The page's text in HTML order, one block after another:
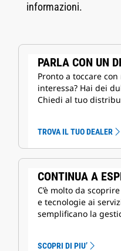
informazioni.
PARLA CON UN
Pronto a toccare
interessa? Hai dei
Chiedi al tuo
TROVA IL TUO DEALER
CONTINUA A
C’è molto da
e tecnologie ai
semplificano la
SCOPRI DI PIU’